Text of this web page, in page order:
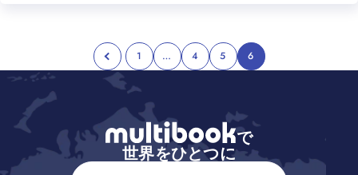
1 … 4 5 6
で
世界をひとつに